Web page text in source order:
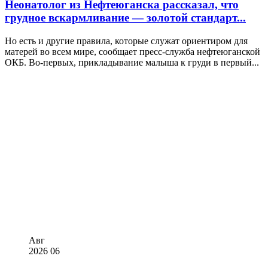
Неонатолог из Нефтеюганска рассказал, что
грудное вскармливание — золотой стандарт...
Но есть и другие правила, которые служат ориентиром для
матерей во всем мире, сообщает пресс-служба нефтеюганской
ОКБ. Во-первых, прикладывание малыша к груди в первый...
Авг
2026 06